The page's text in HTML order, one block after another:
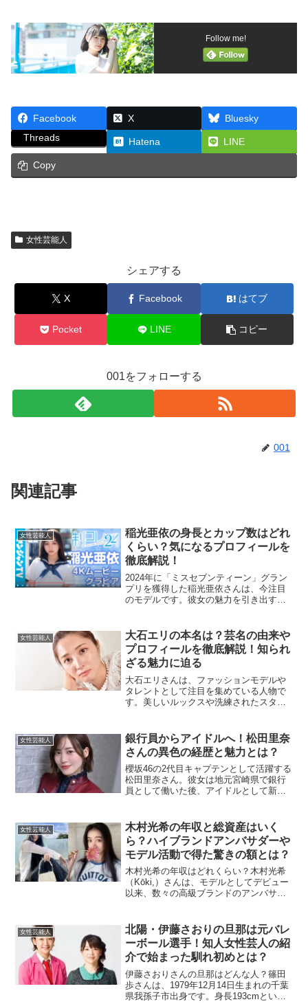
Follow me!
Facebook X
Bluesky
Threads
Hatena LINE
Copy
女性芸能人
シェアする
X Facebook はてブ
Pocket LINE コピー
001をフォローする
001
関連記事
女性芸能人
稲光亜依の身長とカップ数はどれ
くらい？気になるプロフィールを
徹底解説！
2024年に「ミスセブンティーン」グラン
プリを獲得した稲光亜依さんは、今注目
のモデルです。彼女の魅力を引き出す重
はどれくらいですか？稲光亜依さんの身
長は165cmです。...
女性芸能人
大石エリの本名は？芸名の由来や
プロフィールを徹底解説！知られ
ざる魅力に迫る
大石エリさんは、ファッションモデルや
タレントとして注目を集めている人物で
す。美しいルックスや洗練されたスタイ
まり知られていない情報も多いです。こ
の記事では、大石エリさん...
女性芸能人
銀行員からアイドルへ！松田里奈
さんの異色の経歴と魅力とは？
櫻坂46の2代目キャプテンとして活躍する
松田里奈さん。彼女は地元宮崎県で銀行
員として働いた後、アイドルとして新た
ます。今回は、松田里奈さんの銀行員時
代のエピソードや、そ...
女性芸能人
木村光希の年収と総資産はいく
ら？ハイブランドアンバサダーや
モデル活動で得た驚きの額とは？
木村光希の年収はどれくらい？木村光希
（Kōki,）さんは、モデルとしてデビュー
以来、数々の高級ブランドのアンバサダ
に、またシャネルのアンバサダーにも就
任し、世界的に...
女性芸能人
北陽・伊藤さおりの旦那は元バレ
ーボール選手！知人女性芸人の紹
介で始まった馴れ初めとは？
伊藤さおりさんの旦那はどんな人？篠田
歩さんは、1979年12月14日生まれの千葉
県我孫子市出身です。身長193cmという